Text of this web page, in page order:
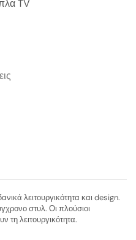
TV
λειτουργικότητα και design.
στυλ. Οι πλούσιοι
τη λειτουργικότητα.